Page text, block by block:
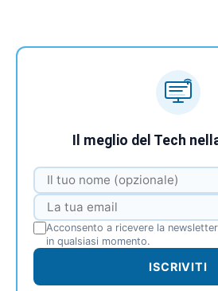
Il meglio del Tech
Acconsento a ricevere la
in qualsiasi momento.
ISCRIVITI